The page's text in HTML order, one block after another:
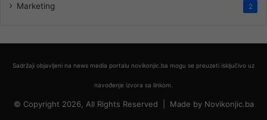
Marketing 2
Sadržaji objavljeni na news media portalu novikonjic.ba mogu se preuzeti isključivo uz
navođenje izvora sa linkom.
© Copyright 2026, All Rights Reserved | Made by Novikonjic.ba